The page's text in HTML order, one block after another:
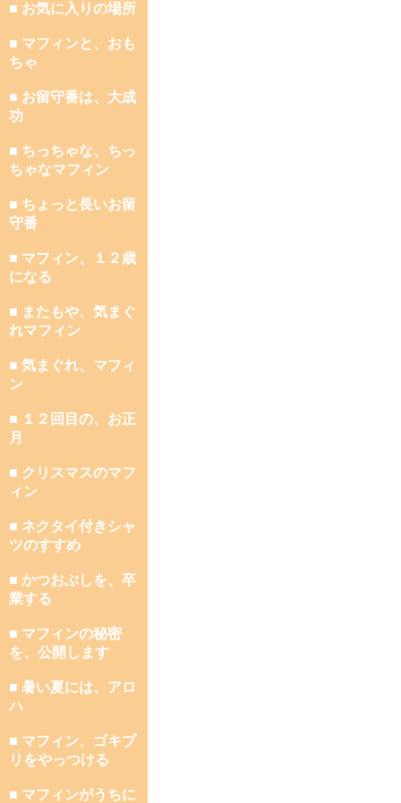
■ お気に入りの場所
■ マフィンと、おも
ちゃ
■ お留守番は、大成
功
■ ちっちゃな、ちっ
ちゃなマフィン
■ ちょっと長いお留
守番
■ マフィン、１２歳
になる
■ またもや、気まぐ
れマフィン
■ 気まぐれ、マフィ
ン
■ １２回目の、お正
月
■ クリスマスのマフ
ィン
■ ネクタイ付きシャ
ツのすすめ
■ かつおぶしを、卒
業する
■ マフィンの秘密
を、公開します
■ 暑い夏には、アロ
ハ
■ マフィン、ゴキブ
リをやっつける
■ マフィンがうちに